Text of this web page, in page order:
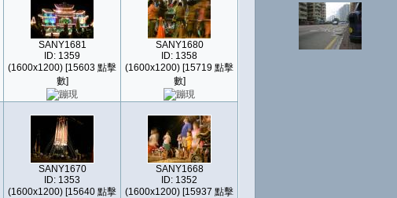
SANY1681
ID: 1359
(1600x1200) [15603 點擊
數]
SANY1680
ID: 1358
(1600x1200) [15719 點擊
數]
SANY1670
ID: 1353
(1600x1200) [15640 點擊
SANY1668
ID: 1352
(1600x1200) [15937 點擊